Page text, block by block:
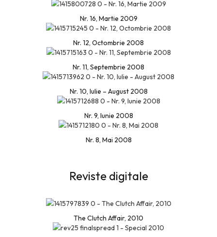
Nr. 16, Martie 2009
Nr. 12, Octombrie 2008
Nr. 11, Septembrie 2008
Nr. 10, Iulie – August 2008
Nr. 9, Iunie 2008
Nr. 8, Mai 2008
Reviste digitale
The Clutch Affair, 2010